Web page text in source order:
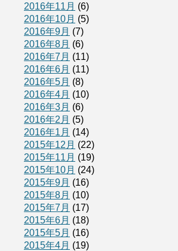
2016年11月 (6)
2016年10月 (5)
2016年9月 (7)
2016年8月 (6)
2016年7月 (11)
2016年6月 (11)
2016年5月 (8)
2016年4月 (10)
2016年3月 (6)
2016年2月 (5)
2016年1月 (14)
2015年12月 (22)
2015年11月 (19)
2015年10月 (24)
2015年9月 (16)
2015年8月 (10)
2015年7月 (17)
2015年6月 (18)
2015年5月 (16)
2015年4月 (19)